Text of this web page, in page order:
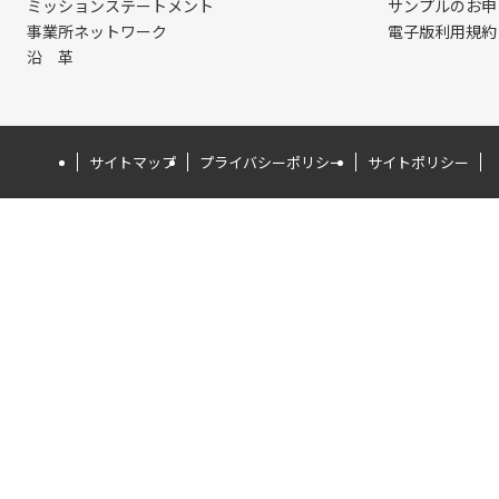
ミッションステートメント
事業所ネットワーク
沿 革
サンプルのお
電子版利用規約
サイトマップ プライバシーポリシー サイトポリシー